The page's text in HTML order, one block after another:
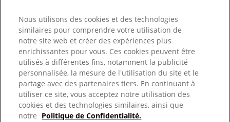
© 2026 Colgate-Palmolive Company.
Mentions légales Données personnelles
Nous utilisons des cookies et des technologies
similaires pour comprendre votre utilisation de
notre site web et créer des expériences plus
enrichissantes pour vous. Ces cookies peuvent être
utilisés à différentes fins, notamment la publicité
personnalisée, la mesure de l'utilisation du site et le
partage avec des partenaires tiers. En continuant à
utiliser ce site, vous acceptez notre utilisation des
cookies et des technologies similaires, ainsi que
notre Politique de Confidentialité.